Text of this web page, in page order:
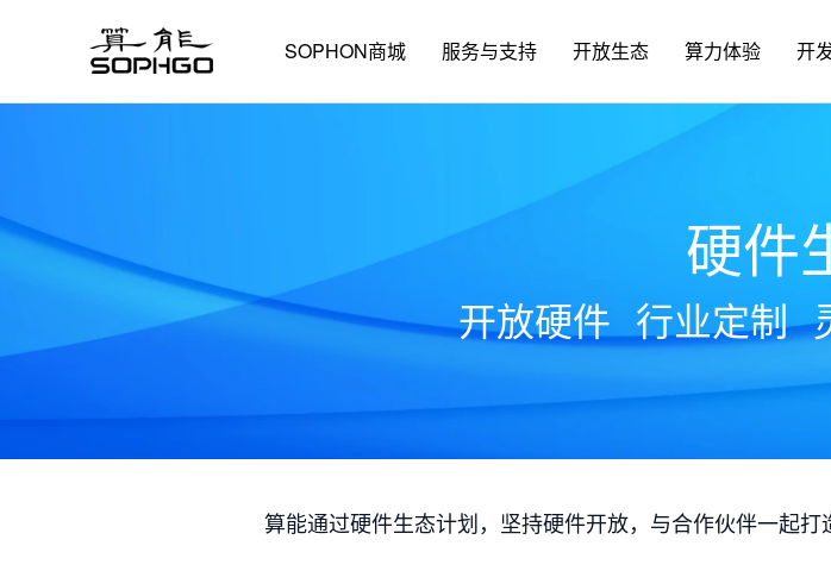
SOPHON商城 服务与支持 开放生态 算力体验 开
硬件
开放硬件 行业定制
算能通过硬件生态计划，坚持硬件开放，与合作伙伴一起